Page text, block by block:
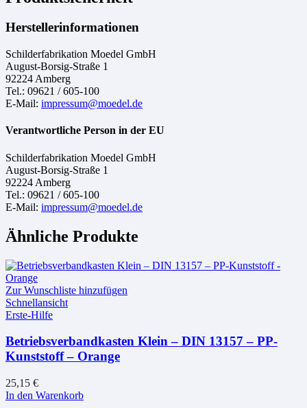
Herstellerinformationen
Schilderfabrikation Moedel GmbH
August-Borsig-Straße 1
92224 Amberg
Tel.: 09621 / 605-100
E-Mail: impressum@moedel.de
Verantwortliche Person in der EU
Schilderfabrikation Moedel GmbH
August-Borsig-Straße 1
92224 Amberg
Tel.: 09621 / 605-100
E-Mail: impressum@moedel.de
Ähnliche Produkte
Zur Wunschliste hinzufügen
Schnellansicht
Erste-Hilfe
Betriebsverbandkasten Klein – DIN 13157 – PP-
Kunststoff – Orange
25,15 €
In den Warenkorb